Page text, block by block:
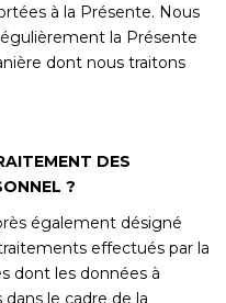
à la Présente. Nous
la Présente
dont nous traitons
DES
?
également désigné
effectués par la
dont les données à
le cadre de la